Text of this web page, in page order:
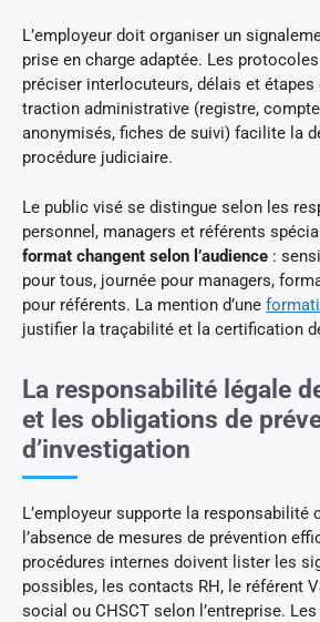
L’employeur doit organiser un
prise en charge adaptée. Les
préciser interlocuteurs, délais et étapes
traction administrative (registre,
anonymisés, fiches de suivi) facilite la
procédure judiciaire.
Le public visé se distingue selon les
personnel, managers et référents
format changent selon l’audience :
pour tous, journée pour managers,
pour référents. La mention d’une
justifier la traçabilité et la certification
La responsabilité légale
et les obligations de
d’investigation
L’employeur supporte la responsabilité
l’absence de mesures de prévention
procédures internes doivent lister les
possibles, les contacts RH, le référent
social ou CHSCT selon l’entreprise.